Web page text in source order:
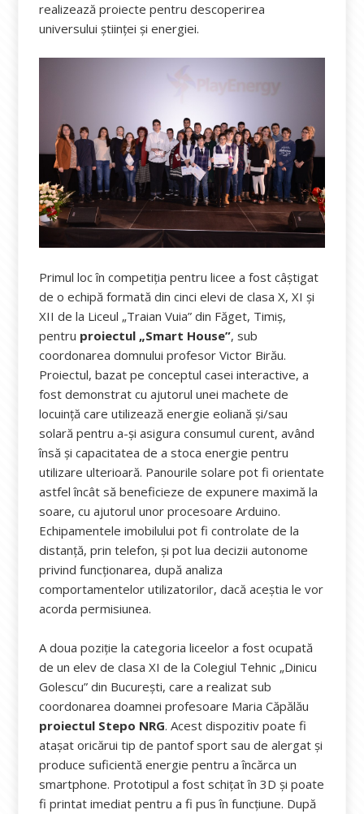
realizează proiecte pentru descoperirea
universului științei și energiei.
Primul loc în competiția pentru licee a fost câștigat
de o echipă formată din cinci elevi de clasa X, XI și
XII de la Liceul „Traian Vuia” din Făget, Timiș,
pentru proiectul „Smart House”, sub
coordonarea domnului profesor Victor Birău.
Proiectul, bazat pe conceptul casei interactive, a
fost demonstrat cu ajutorul unei machete de
locuință care utilizează energie eoliană și/sau
solară pentru a-și asigura consumul curent, având
însă și capacitatea de a stoca energie pentru
utilizare ulterioară. Panourile solare pot fi orientate
astfel încât să beneficieze de expunere maximă la
soare, cu ajutorul unor procesoare Arduino.
Echipamentele imobilului pot fi controlate de la
distanță, prin telefon, și pot lua decizii autonome
privind funcționarea, după analiza
comportamentelor utilizatorilor, dacă aceștia le vor
acorda permisiunea.
A doua poziție la categoria liceelor a fost ocupată
de un elev de clasa XI de la Colegiul Tehnic „Dinicu
Golescu” din București, care a realizat sub
coordonarea doamnei profesoare Maria Căpălău
proiectul Stepo NRG. Acest dispozitiv poate fi
atașat oricărui tip de pantof sport sau de alergat și
produce suficientă energie pentru a încărca un
smartphone. Prototipul a fost schițat în 3D și poate
fi printat imediat pentru a fi pus în funcțiune. După